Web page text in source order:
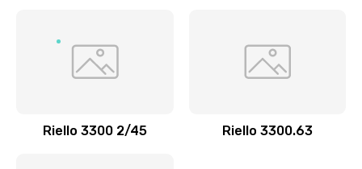
Riello 3300 2/45 Riello 3300.63